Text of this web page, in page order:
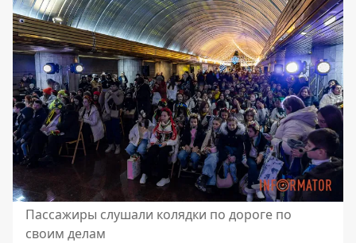
Пассажиры слушали колядки по дороге по
своим делам